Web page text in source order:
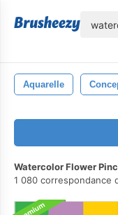
Aquarelle
Watercolor Flower
1 080 correspondance